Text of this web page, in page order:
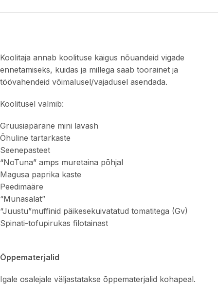
Koolitaja annab koolituse käigus nõuandeid vigade
ennetamiseks, kuidas ja millega saab toorainet ja
töövahendeid võimalusel/vajadusel asendada.
Koolitusel valmib:
Gruusiapärane mini lavash
Õhuline tartarkaste
Seenepasteet
“NoTuna” amps muretaina põhjal
Magusa paprika kaste
Peedimääre
“Munasalat”
“Juustu”muffinid päikesekuivatatud tomatitega (Gv)
Spinati-tofupirukas filotainast
Õppematerjalid
Igale osalejale väljastatakse õppematerjalid kohapeal.